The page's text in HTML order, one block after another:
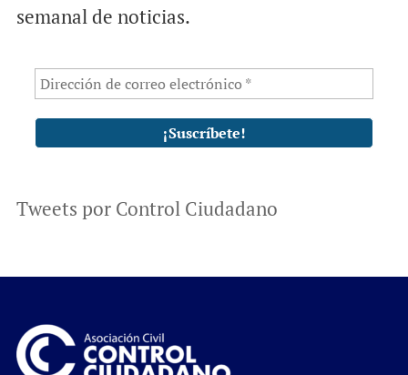
semanal de noticias.
Tweets por Control Ciudadano